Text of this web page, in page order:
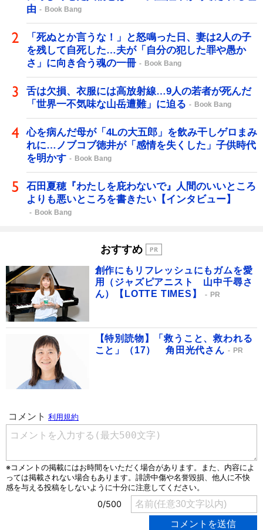
由
Book Bang
「死ぬとか言うな！」と怒鳴った日、妻は2人の子
を残して自死した…夫が「自分の犯した罪や愚か
さ」に向き合う魂の一冊
Book Bang
舌は欠損、衣服には高放射線…9人の若者が死んだ
「世界一不気味な山岳遭難」に迫る
Book Bang
心を病んだ母が「4Lの大五郎」を飲み干しゲロまみ
れに…ノブコブ徳井が「感情を失くした」子供時代
を明かす
Book Bang
石田夏穂『わたしを庇わないで』人間のいいところ
よりも悪いところを書きたい【インタビュー】
Book Bang
おすすめ
創作にもリフレッシュにもガムを愛
用（ジャズピアニスト 山中千尋さ
ん）【LOTTE TIMES】
PR
【特別読物】「救うこと、救われる
こと」（17） 角田光代さん
PR